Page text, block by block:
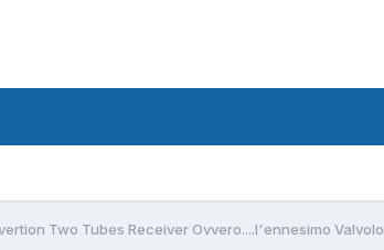
Two Tubes Receiver Ovvero....l'ennesimo Valvolo